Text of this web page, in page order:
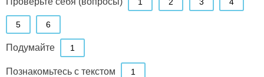
5 6
Подумайте 1
Познакомьтесь с текстом 1